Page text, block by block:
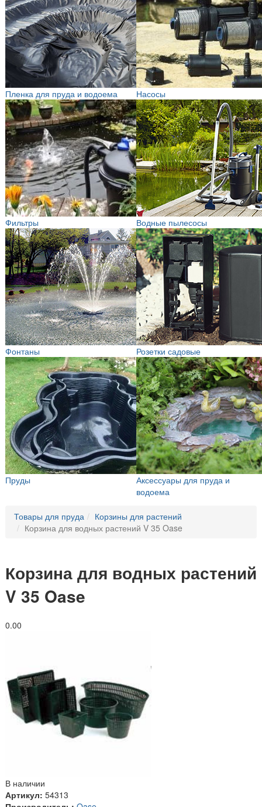
Пленка для пруда и водоема Насосы
Фильтры Водные пылесосы
Фонтаны Розетки садовые
Пруды
Аксессуары для пруда и
водоема
Товары для пруда
Корзины для растений
Корзина для водных растений V 35 Oase
Корзина для водных растений
V 35 Oase
0.00
В наличии
Артикул: 54313